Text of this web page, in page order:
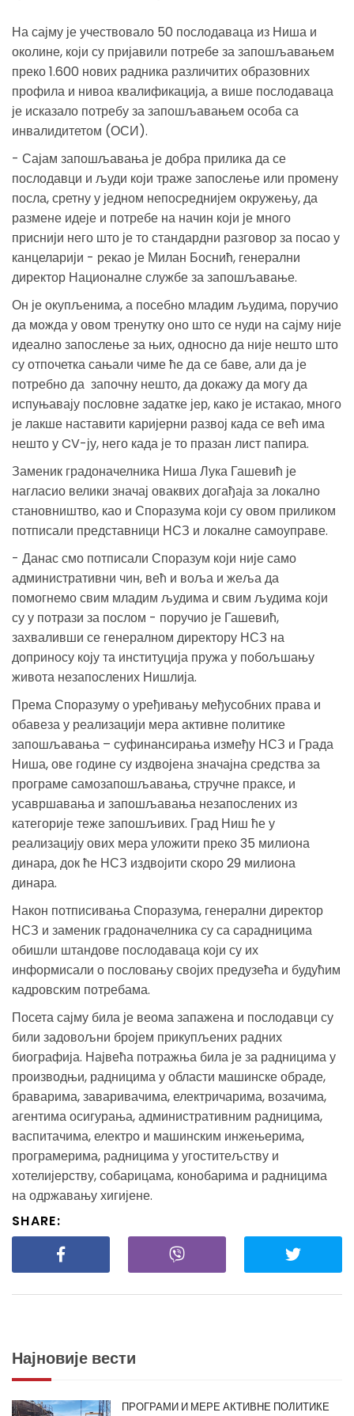
На сајму је учествовало 50 послодаваца из Ниша и
околине, који су пријавили потребе за запошљавањем
преко 1.600 нових радника различитих образовних
профила и нивоа квалификација, а више послодаваца
је исказало потребу за запошљавањем особа са
инвалидитетом (ОСИ).
- Сајам запошљавања је добра прилика да се
послодавци и људи који траже запослење или промену
посла, сретну у једном непосреднијем окружењу, да
размене идеје и потребе на начин који је много
приснији него што је то стандардни разговор за посао у
канцеларији - рекао је Милан Боснић, генерални
директор Националне службе за запошљавање.
Он је окупљенима, а посебно младим људима, поручио
да можда у овом тренутку оно што се нуди на сајму није
идеално запослење за њих, односно да није нешто што
су отпочетка сањали чиме ће да се баве, али да је
потребно да започну нешто, да докажу да могу да
испуњавају пословне задатке јер, како је истакао, много
је лакше наставити каријерни развој када се већ има
нешто у CV-ју, него када је то празан лист папира.
Заменик градоначелника Ниша Лука Гашевић је
нагласио велики значај оваквих догађаја за локално
становништво, као и Споразума који су овом приликом
потписали представници НСЗ и локалне самоуправе.
- Данас смо потписали Споразум који није само
административни чин, већ и воља и жеља да
помогнемо свим младим људима и свим људима који
су у потрази за послом - поручио је Гашевић,
захваливши се генералном директору НСЗ на
доприносу коју та институција пружа у побољшању
живота незапослених Нишлија.
Према Споразуму о уређивању међусобних права и
обавеза у реализацији мера активне политике
запошљавања – суфинансирања између НСЗ и Града
Ниша, ове године су издвојена значајна средства за
програме самозапошљавања, стручне праксе, и
усавршавања и запошљавања незапослених из
категорије теже запошљивих. Град Ниш ће у
реализацију ових мера уложити преко 35 милиона
динара, док ће НСЗ издвојити скоро 29 милиона
динара.
Након потписивања Споразума, генерални директор
НСЗ и заменик градоначелника су са сарадницима
обишли штандове послодаваца који су их
информисали о пословању својих предузећа и будућим
кадровским потребама.
Посета сајму била је веома запажена и послодавци су
били задовољни бројем прикупљених радних
биографија. Највећа потражња била је за радницима у
производњи, радницима у области машинске обраде,
браварима, заваривачима, електричарима, возачима,
агентима осигурања, административним радницима,
васпитачима, електро и машинским инжењерима,
програмерима, радницима у угоститељству и
хотелијерству, собарицама, конобарима и радницима
на одржавању хигијене.
SHARE:
Најновије вести
ПРОГРАМИ И МЕРЕ АКТИВНЕ ПОЛИТИКЕ